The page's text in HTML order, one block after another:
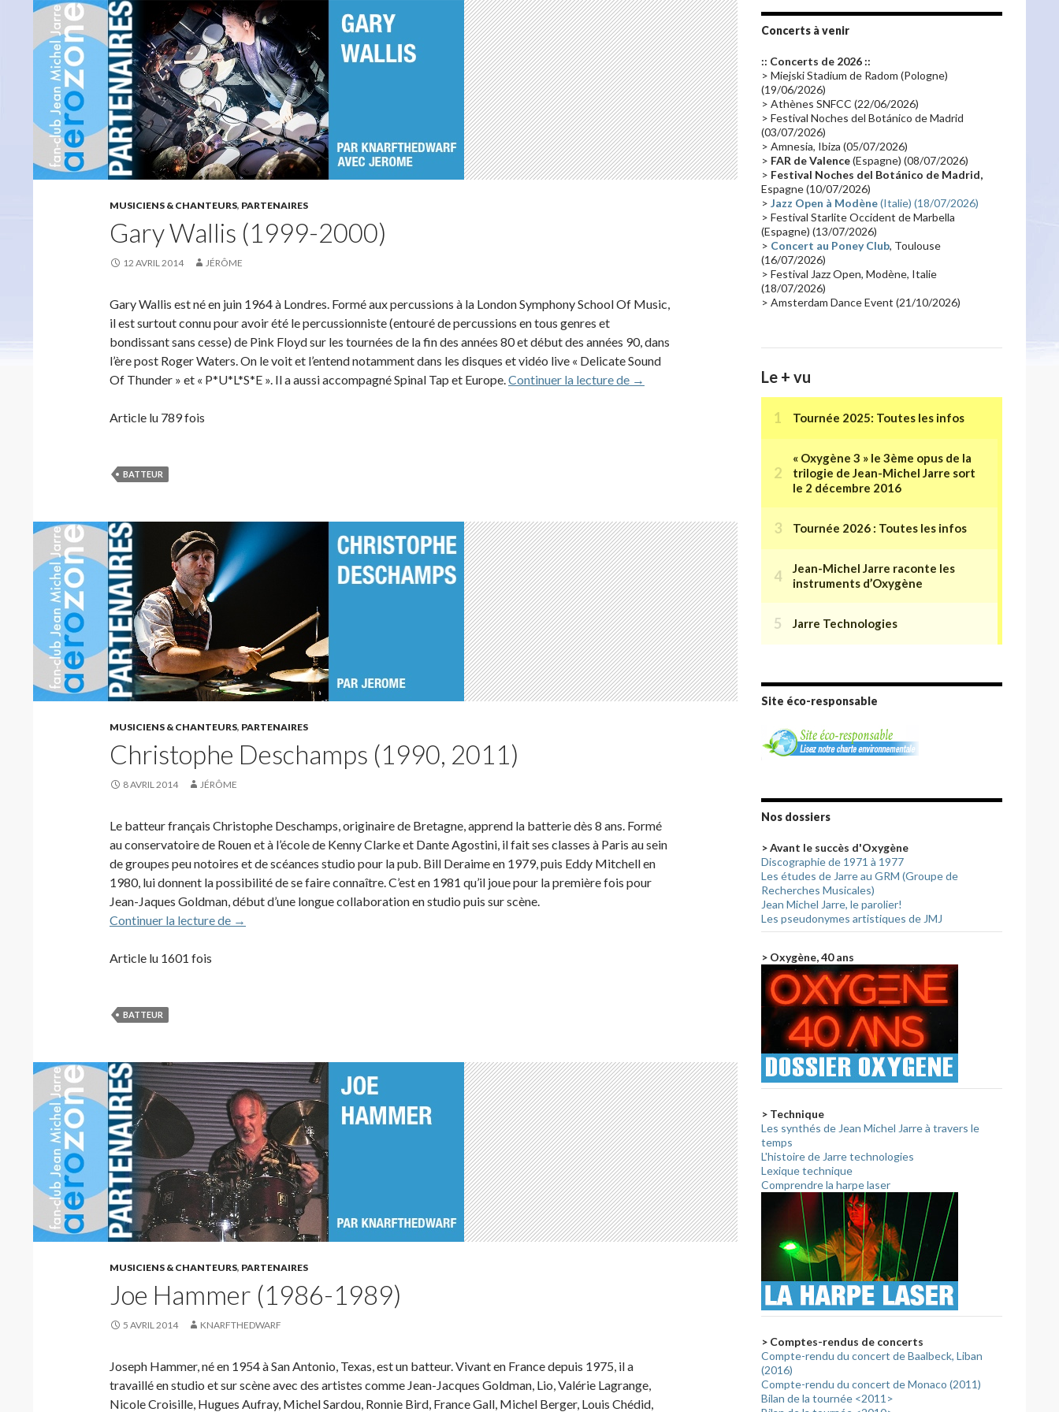
MUSICIENS & CHANTEURS, PARTENAIRES
Gary Wallis (1999-2000)
12 AVRIL 2014 JÉRÔME
Gary Wallis est né en juin 1964 à Londres. Formé aux percussions à la London Symphony School Of Music,
il est surtout connu pour avoir été le percussionniste (entouré de percussions en tous genres et
bondissant sans cesse) de Pink Floyd sur les tournées de la fin des années 80 et début des années 90, dans
l’ère post Roger Waters. On le voit et l’entend notamment dans les disques et vidéo live « Delicate Sound
Of Thunder » et « P*U*L*S*E ». Il a aussi accompagné Spinal Tap et Europe.Continuer la lecture de Gary Wallis (1999-2000)
→
Article lu 789 fois
BATTEUR
MUSICIENS & CHANTEURS, PARTENAIRES
Christophe Deschamps (1990, 2011)
8 AVRIL 2014 JÉRÔME
Le batteur français Christophe Deschamps, originaire de Bretagne, apprend la batterie dès 8 ans. Formé
au conservatoire de Rouen et à l’école de Kenny Clarke et Dante Agostini, il fait ses classes à Paris au sein
de groupes peu notoires et de scéances studio pour la pub. Bill Deraime en 1979, puis Eddy Mitchell en
1980, lui donnent la possibilité de se faire connaître. C’est en 1981 qu’il joue pour la première fois pour
Jean-Jaques Goldman, début d’une longue collaboration en studio puis sur scène.
Continuer la lecture de Christophe Deschamps (1990, 2011)
→
Article lu 1601 fois
BATTEUR
MUSICIENS & CHANTEURS, PARTENAIRES
Joe Hammer (1986-1989)
5 AVRIL 2014 KNARFTHEDWARF
Joseph Hammer, né en 1954 à San Antonio, Texas, est un batteur. Vivant en France depuis 1975, il a
travaillé en studio et sur scène avec des artistes comme Jean-Jacques Goldman, Lio, Valérie Lagrange,
Nicole Croisille, Hugues Aufray, Michel Sardou, Ronnie Bird, France Gall, Michel Berger, Louis Chédid,
Promo 2019
Emissions 2010 Disques rares
Synthé 70's(20)
Claviériste(19) Groupe de Recherche Musicale
France 2 (18)
Critique(17) Coffret(17) Chronologie(16)
Passages radio(16)
Synthé 80's(16) Les concerts en Chine (16)
Cinéma(16) Houston
Synthé Roland Belgique
Récompense(14) Collaborations 70's(14)
Astronomie(14) France Inter(14)
Concerts à venir
:: Concerts de 2026 ::
> Miejski Stadium de Radom (Pologne)
(19/06/2026)
> Athènes SNFCC (22/06/2026)
> Festival Noches del Botánico de Madrid
(03/07/2026)
> Amnesia, Ibiza (05/07/2026)
> FAR de Valence(Espagne) (08/07/2026)
> Festival Noches del Botánico de Madrid,
Espagne (10/07/2026)
> Jazz Open à Modène(Italie) (18/07/2026)
> Festival Starlite Occident de Marbella
(Espagne) (13/07/2026)
> Concert au Poney Club, Toulouse
(16/07/2026)
> Festival Jazz Open, Modène, Italie
(18/07/2026)
> Amsterdam Dance Event (21/10/2026)
Le + vu
Site éco-responsable
Nos dossiers
> Avant le succès d'Oxygène
Discographie de 1971 à 1977
Les études de Jarre au GRM (Groupe de
Recherches Musicales)
Jean Michel Jarre, le parolier!
Les pseudonymes artistiques de JMJ
> Oxygène, 40 ans
> Technique
Les synthés de Jean Michel Jarre à travers le
temps
L'histoire de Jarre technologies
Lexique technique
Comprendre la harpe laser
> Comptes-rendus de concerts
Compte-rendu du concert de Baalbeck, Liban
(2016)
Compte-rendu du concert de Monaco (2011)
Bilan de la tournée <2011>